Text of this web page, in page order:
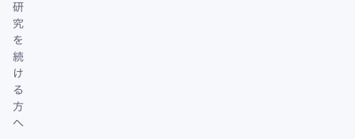
研
究
を
続
け
る
方
へ